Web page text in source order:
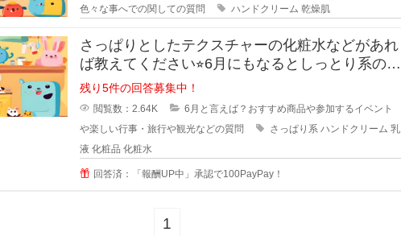
色々な事へでの関しての質問
ハンドクリーム 乾燥肌
さっぱりとしたテクスチャーの化粧水などがあれ
ば教えてください⭐︎6月にもなるとしっとり系のも
のからさっぱり
残り5件の回答募集中！
閲覧数：2.64K
6月と言えば？おすすめ商品や参加するイベント
や楽しい行事・旅行や観光などの質問
さっぱり系 ハンドクリーム 乳
液 化粧品 化粧水
回答済：「報酬UP中」承認で100PayPay！
1